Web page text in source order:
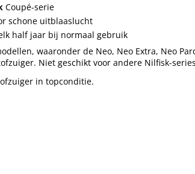
Coupé-serie
schone uitblaaslucht
half jaar bij normaal gebruik
waaronder de Neo, Neo Extra, Neo
Niet geschikt voor andere Nilfisk-
in topconditie.